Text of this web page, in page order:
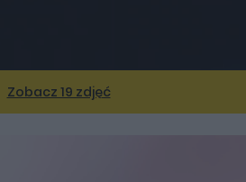
Zobacz 19 zdjęć